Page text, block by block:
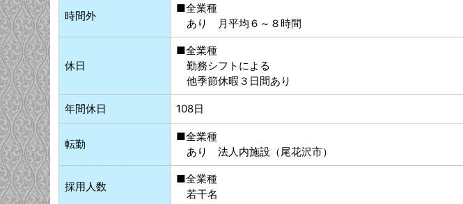
時間外
■全業種
あり 月平均６～８時間
休日
■全業種
勤務シフトによる
他季節休暇３日間あり
年間休日 108日
転勤
■全業種
あり 法人内施設（尾花沢市）
採用人数
■全業種
若干名